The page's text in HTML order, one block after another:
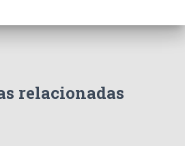
relacionadas